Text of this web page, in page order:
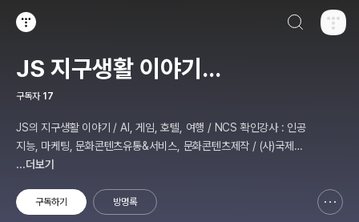
JS 지구생활 이야기...
구독자 17
JS의 지구생활 이야기 / AI, 게임, 호텔, 여행 / NCS 확인강사 : 인공
지능, 마케팅, 문화콘텐츠유통&서비스, 문화콘텐츠제작 / (사)국제미
디어예술협회 강원지부장 겸 수석연구원
...더보기
구독하기 방명록